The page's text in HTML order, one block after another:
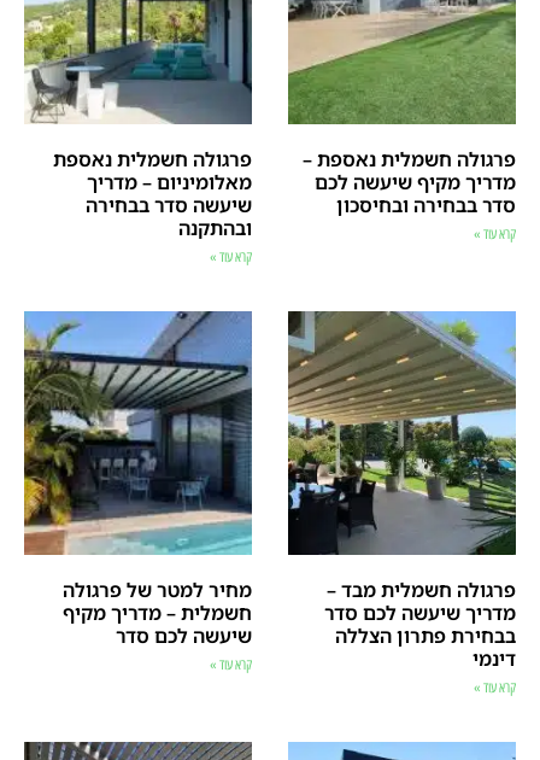
פרגולה חשמלית נאספת –
מדריך מקיף שיעשה לכם
סדר בבחירה ובחיסכון
קרא עוד »
פרגולה חשמלית נאספת
מאלומיניום – מדריך
שיעשה סדר בבחירה
ובהתקנה
קרא עוד »
פרגולה חשמלית מבד –
מדריך שיעשה לכם סדר
בבחירת פתרון הצללה
דינמי
קרא עוד »
מחיר למטר של פרגולה
חשמלית – מדריך מקיף
שיעשה לכם סדר
קרא עוד »